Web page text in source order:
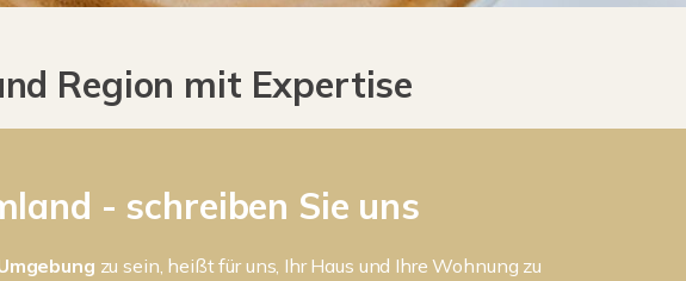
Region mit Expertise
- schreiben Sie uns
zu sein, heißt für uns, Ihr Haus und Ihre Wohnung zu